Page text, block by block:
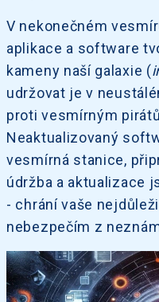
V nekonečném
aplikace a software
kameny naší galaxie (
udržovat je v
proti vesmírným
Neaktualizovaný
vesmírná stanice,
údržba a aktualizace
- chrání vaše
nebezpečím z